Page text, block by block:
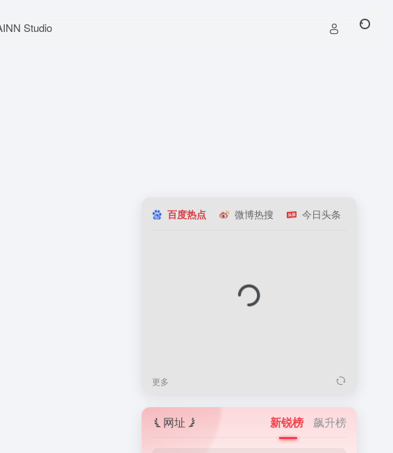
Studio
百度热点 微博热搜 今日头条
更多
网址 新锐榜 飙升榜